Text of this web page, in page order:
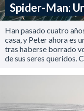
Spider-Man:
Han pasado cuatro
casa, y Peter ahora es
tras haberse borrado
de sus seres queridos.